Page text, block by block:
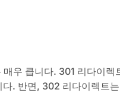
우 큽니다. 301 리다이
. 반면, 302 리다이렉트